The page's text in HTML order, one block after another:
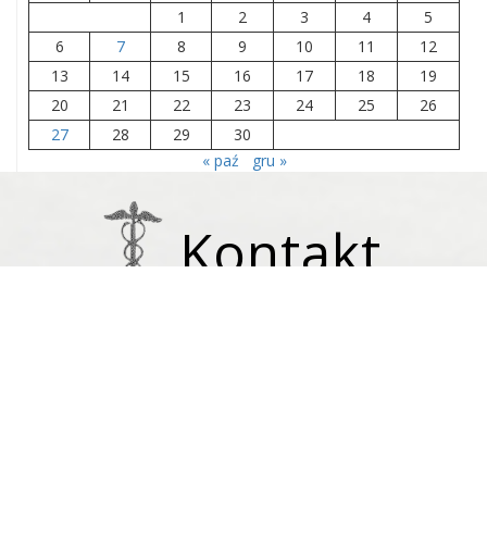
1
2 3 4
5
6
7 8 9 10 11
12
13
14 15 16 17 18
19
20
21 22 23 24 25
26
27
28 29
30
« paź
gru »
Kontakt